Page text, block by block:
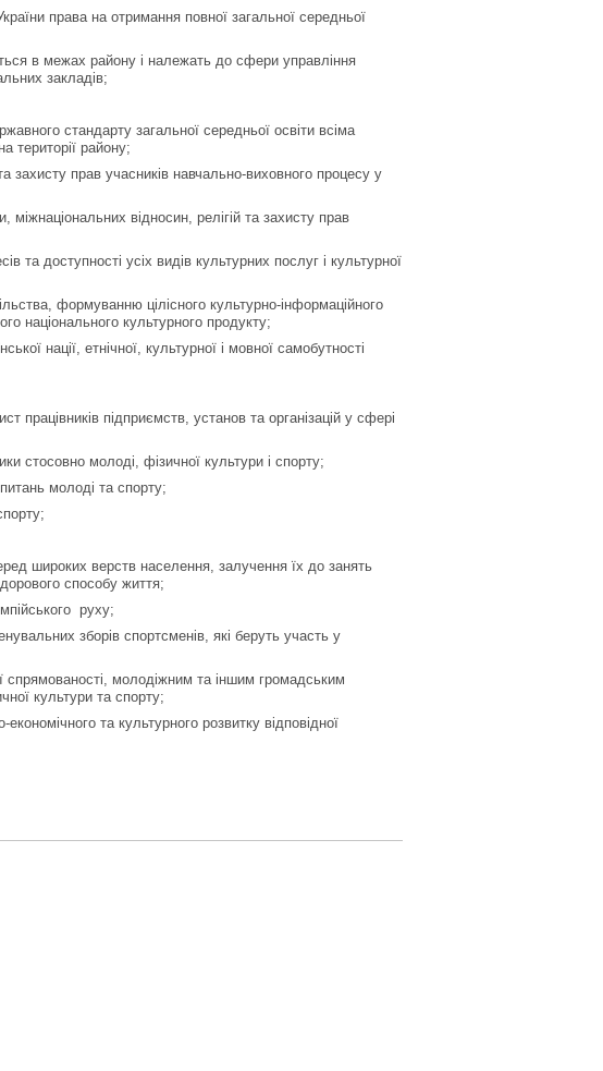
права на отримання повної загальної середньої
в межах району і належать до сфери управління
закладів;
стандарту загальної середньої освіти всіма
території району;
захисту прав учасників навчально-виховного процесу у
міжнаціональних відносин, релігій та захисту прав
та доступності усіх видів культурних послуг і культурної
формуванню цілісного культурно-інформаційного
національного культурного продукту;
нації, етнічної, культурної і мовної самобутності
працівників підприємств, установ та організацій у сфері
стосовно молоді, фізичної культури і спорту;
молоді та спорту;
широких верств населення, залучення їх до занять
способу життя;
руху;
зборів спортсменів, які беруть участь у
спрямованості, молодіжним та іншим громадським
культури та спорту;
та культурного розвитку відповідної